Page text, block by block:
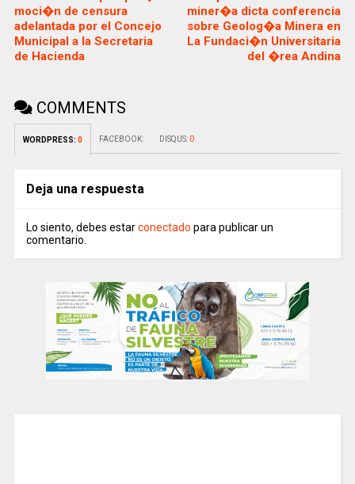
moci�n de censura
adelantada por el Concejo
Municipal a la Secretaria
de Hacienda
miner�a dicta conferencia
sobre Geolog�a Minera en
La Fundaci�n Universitaria
del �rea Andina
COMMENTS
WORDPRESS: 0 FACEBOOK: DISQUS: 0
Deja una respuesta
Lo siento, debes estarconectado para publicar un
comentario.